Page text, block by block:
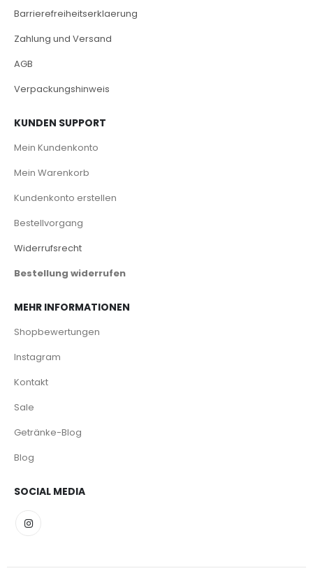
Barrierefreiheitserklaerung
Zahlung und Versand
AGB
Verpackungshinweis
KUNDEN SUPPORT
Mein Kundenkonto
Mein Warenkorb
Kundenkonto erstellen
Bestellvorgang
Widerrufsrecht
Bestellung widerrufen
MEHR INFORMATIONEN
Shopbewertungen
Instagram
Kontakt
Sale
Getränke-Blog
Blog
SOCIAL MEDIA